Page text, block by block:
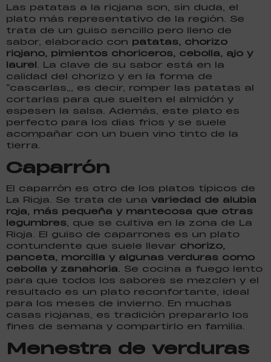
Las patatas a la riojana son, sin duda, el
plato más representativo de la región. Se
trata de un guiso sencillo pero lleno de
sabor, elaborado con patatas, chorizo
riojano, pimientos choriceros, cebolla, ajo y
laurel . La clave de su sabor está en la
calidad del chorizo y en la forma de
“cascarlas”, es decir, romper las patatas al
cortarlas para que suelten el almidón y
espesen la salsa. Además, este plato es
perfecto para los días fríos y se suele
acompañar con un buen vino tinto de la
tierra.
Caparrón
El caparrón es otro de los platos típicos de
La Rioja. Se trata de una variedad de alubia
roja, más pequeña y mantecosa que otras
legumbres , que se cultiva en la zona de La
Rioja. El guiso de caparrones es un plato
contundente que suele llevar chorizo,
panceta, morcilla y algunas verduras como
cebolla y zanahoria . Se cocina a fuego lento
para que todos los sabores se mezclen y el
resultado es un plato reconfortante, ideal
para los meses de invierno. En muchas
casas riojanas, es tradición prepararlo los
fines de semana y compartirlo en familia.
Menestra de verduras